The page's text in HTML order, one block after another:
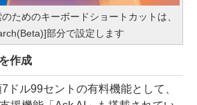
ためのキーボードショートカットは、
部分で設定します
作成
ル99セントの有料機能として、